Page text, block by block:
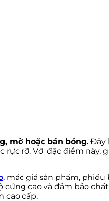
mờ hoặc bán bóng. Đây
rỡ. Với đặc điểm này,
, mác giá sản phẩm,
cao và đảm bảo
cao cấp.